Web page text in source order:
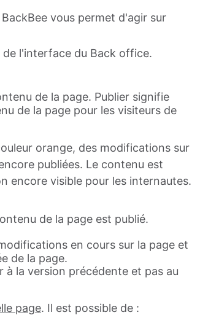
BackBee vous permet d'agir sur
l'interface du Back office.
de la page. Publier signifie
de la page pour les visiteurs de
orange, des modifications sur
publiées. Le contenu est
encore visible pour les internautes.
de la page est publié.
en cours sur la page et
de la page.
la version précédente et pas au
page. Il est possible de :